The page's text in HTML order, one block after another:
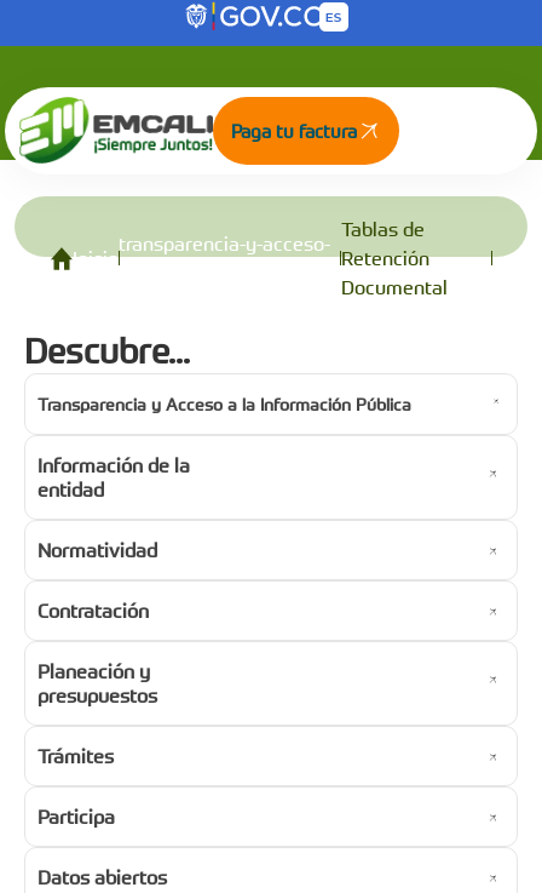
Saltar al contenido principal
Tablas de Retención Documental
Paga tu factura
Inicio
transparencia-y-acceso-
a-la-informacion-publica
Tablas de
Retención
Documental
Descubre...
Transparencia y Acceso a la Información Pública
Información de la
entidad
Normatividad
Contratación
Planeación y
presupuestos
Trámites
Participa
Datos abiertos